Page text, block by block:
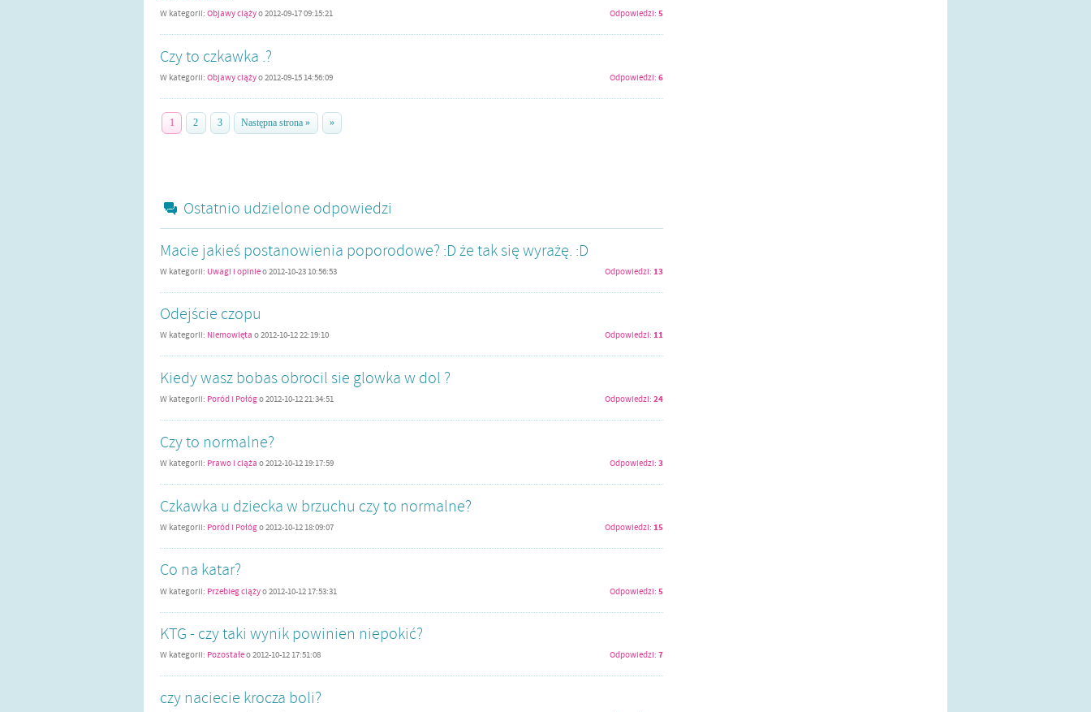
W kategorii: Objawy ciążyo2012-09-17 09:15:21 Odpowiedzi: 5
Czy to czkawka .?
W kategorii: Objawy ciążyo2012-09-15 14:56:09 Odpowiedzi: 6
1 2 3 Następna strona » »
Ostatnio udzielone odpowiedzi
Macie jakieś postanowienia poporodowe? :D że tak się wyrażę. :D
W kategorii: Uwagi i opinieo2012-10-23 10:56:53 Odpowiedzi: 13
Odejście czopu
W kategorii: Niemowlęta o2012-10-12 22:19:10 Odpowiedzi: 11
Kiedy wasz bobas obrocil sie glowka w dol ?
W kategorii: Poród i Połógo2012-10-12 21:34:51 Odpowiedzi: 24
Czy to normalne?
W kategorii: Prawo i ciąża o2012-10-12 19:17:59 Odpowiedzi: 3
Czkawka u dziecka w brzuchu czy to normalne?
W kategorii: Poród i Połógo2012-10-12 18:09:07 Odpowiedzi: 15
Co na katar?
W kategorii: Przebieg ciążyo2012-10-12 17:53:31 Odpowiedzi: 5
KTG - czy taki wynik powinien niepokić?
W kategorii: Pozostałeo2012-10-12 17:51:08 Odpowiedzi: 7
czy naciecie krocza boli?